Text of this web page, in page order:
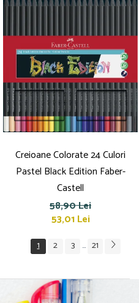
Creioane Colorate 24 Culori
Pastel Black Edition Faber-
Castell
58,90 Lei
53,01 Lei
1 2 3 ... 21